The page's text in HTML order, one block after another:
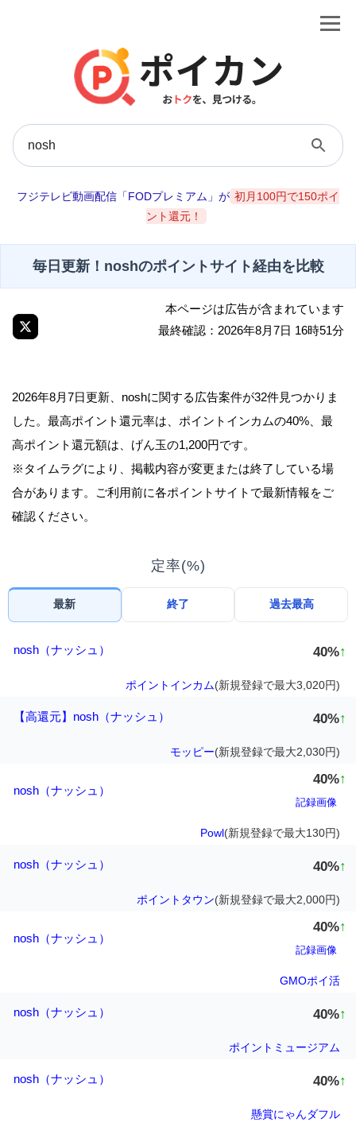
フジテレビ動画配信「FODプレミアム」が 初月100円で150ポイ
ント還元！
毎日更新！noshのポイントサイト経由を比較
本ページは広告が含まれています
最終確認：2026年8月7日 16時51分
2026年8月7日更新、noshに関する広告案件が32件見つかりま
した。最高ポイント還元率は、ポイントインカムの40%、最
高ポイント還元額は、げん玉の1,200円です。
※タイムラグにより、掲載内容が変更または終了している場
合があります。ご利用前に各ポイントサイトで最新情報をご
確認ください。
定率(%)
最新 終了 過去最高
nosh（ナッシュ） 40%↑
ポイントインカム(新規登録で最大3,020円)
【高還元】nosh（ナッシュ） 40%↑
モッピー(新規登録で最大2,030円)
nosh（ナッシュ）
40%↑
記録画像
Powl(新規登録で最大130円)
nosh（ナッシュ） 40%↑
ポイントタウン(新規登録で最大2,000円)
nosh（ナッシュ）
40%↑
記録画像
GMOポイ活
nosh（ナッシュ） 40%↑
ポイントミュージアム
nosh（ナッシュ） 40%↑
懸賞にゃんダフル